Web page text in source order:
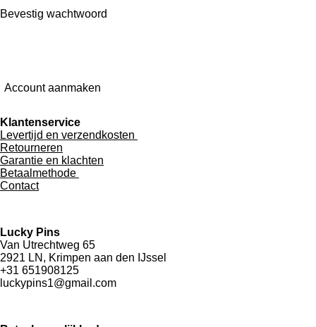
Bevestig wachtwoord
Account aanmaken
Klantenservice
Levertijd en verzendkosten
Retourneren
Garantie en klachten
Betaalmethode
Contact
Lucky Pins
Van Utrechtweg 65
2921 LN, Krimpen aan den IJssel
+31 651908125
luckypins1@gmail.com